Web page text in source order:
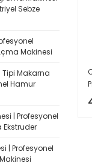
Sebze
Makinesi
Tipi Makarna
Hamur
| Profesyonel
| Profesyonel